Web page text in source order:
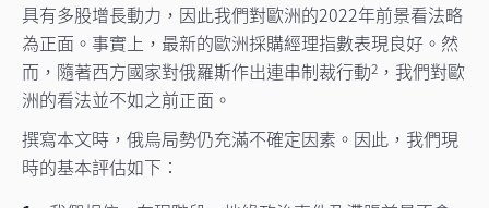
具有多股增長動力，因此我們對歐洲的2022年前景看法略
為正面。事實上，最新的歐洲採購經理指數表現良好。然
而，隨著西方國家對俄羅斯作出連串制裁行動2 ，我們對歐
洲的看法並不如之前正面。
撰寫本文時，俄烏局勢仍充滿不確定因素。因此，我們現
時的基本評估如下：